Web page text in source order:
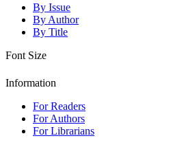
By Issue
By Author
By Title
Font Size
Information
For Readers
For Authors
For Librarians